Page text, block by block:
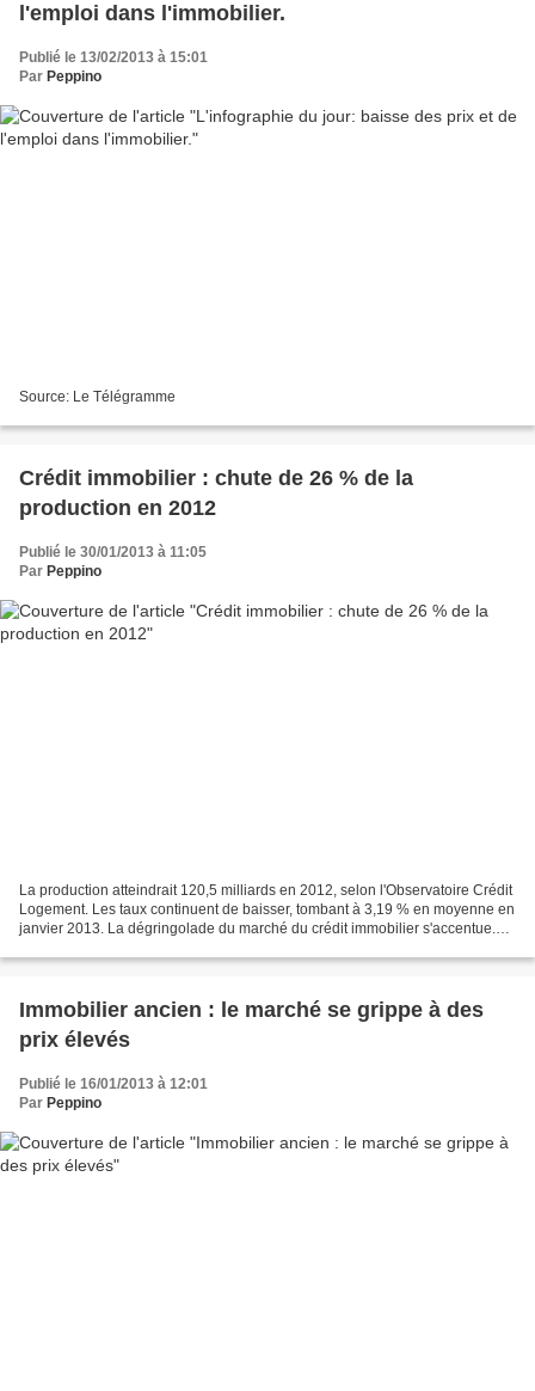
l'emploi dans l'immobilier.
Publié le 13/02/2013 à 15:01
Par Peppino
Source: Le Télégramme
Crédit immobilier : chute de 26 % de la
production en 2012
Publié le 30/01/2013 à 11:05
Par Peppino
La production atteindrait 120,5 milliards en 2012, selon l'Observatoire Crédit
Logement. Les taux continuent de baisser, tombant à 3,19 % en moyenne en
janvier 2013. La dégringolade du marché du crédit immobilier s'accentue.
Immobilier ancien : le marché se grippe à des
prix élevés
Publié le 16/01/2013 à 12:01
Par Peppino